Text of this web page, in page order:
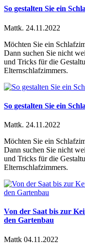
So gestalten Sie ein
Mattk. 24.11.2022
Möchten Sie ein
Dann suchen Sie nicht
und Tricks für die
Elternschlafzimmers.
So gestalten Sie ein
Mattk. 24.11.2022
Möchten Sie ein
Dann suchen Sie nicht
und Tricks für die
Elternschlafzimmers.
Von der Saat bis zur
den Gartenbau
Mattk 04.11.2022